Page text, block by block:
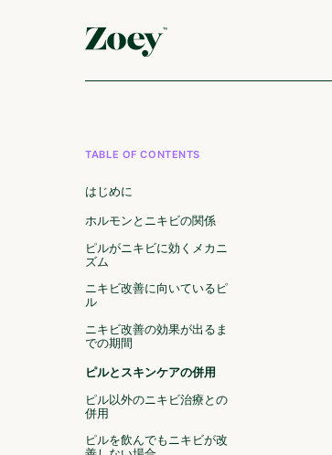
TABLE OF CONTENTS
はじめに
ホルモンとニキビの関係
ピルがニキビに効くメカニ
ズム
ニキビ改善に向いているピ
ル
ニキビ改善の効果が出るま
での期間
ピルとスキンケアの併用
ピル以外のニキビ治療との
併用
ピルを飲んでもニキビが改